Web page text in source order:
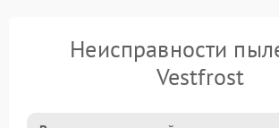
Неисправности
Vestfrost